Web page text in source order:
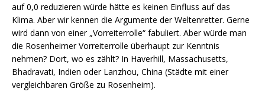
auf 0,0 reduzieren würde hätte es keinen Einfluss auf das
Klima. Aber wir kennen die Argumente der Weltenretter. Gerne
wird dann von einer „Vorreiterrolle“ fabuliert. Aber würde man
die Rosenheimer Vorreiterrolle überhaupt zur Kenntnis
nehmen? Dort, wo es zählt? In Haverhill, Massachusetts,
Bhadravati, Indien oder Lanzhou, China (Städte mit einer
vergleichbaren Größe zu Rosenheim).